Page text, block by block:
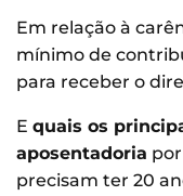
Em relação à
mínimo de
para receber o
E quais os
aposentadoria
precisam ter 20